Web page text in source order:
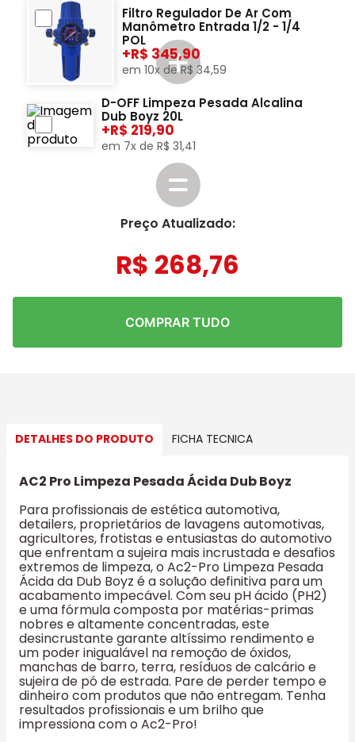
Filtro Regulador De Ar Com
Manômetro Entrada 1/2 - 1/4
POL
+ 345,90
em 10x deR$ 34,59
D-OFF Limpeza Pesada Alcalina
Dub Boyz 20L
+ 219,90
em 7x deR$ 31,41
Preço Atualizado:
R$ 268,76
COMPRAR TUDO
DETALHES DO PRODUTO FICHA TECNICA
AC2 Pro Limpeza Pesada Ácida Dub Boyz
Para profissionais de estética automotiva,
detailers, proprietários de lavagens automotivas,
agricultores, frotistas e entusiastas do automotivo
que enfrentam a sujeira mais incrustada e desafios
extremos de limpeza, o Ac2-Pro Limpeza Pesada
Ácida da Dub Boyz é a solução definitiva para um
acabamento impecável. Com seu pH ácido (PH2)
e uma fórmula composta por matérias-primas
nobres e altamente concentradas, este
desincrustante garante altíssimo rendimento e
um poder inigualável na remoção de óxidos,
manchas de barro, terra, resíduos de calcário e
sujeira de pó de estrada. Pare de perder tempo e
dinheiro com produtos que não entregam. Tenha
resultados profissionais e um brilho que
impressiona com o Ac2-Pro!